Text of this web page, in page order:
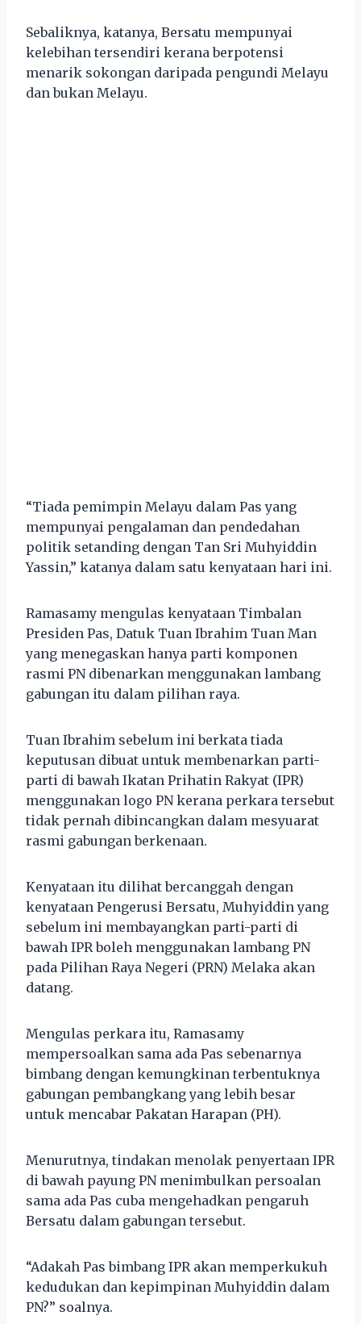
Sebaliknya, katanya, Bersatu mempunyai
kelebihan tersendiri kerana berpotensi
menarik sokongan daripada pengundi Melayu
dan bukan Melayu.
“Tiada pemimpin Melayu dalam Pas yang
mempunyai pengalaman dan pendedahan
politik setanding dengan Tan Sri Muhyiddin
Yassin,” katanya dalam satu kenyataan hari ini.
Ramasamy mengulas kenyataan Timbalan
Presiden Pas, Datuk Tuan Ibrahim Tuan Man
yang menegaskan hanya parti komponen
rasmi PN dibenarkan menggunakan lambang
gabungan itu dalam pilihan raya.
Tuan Ibrahim sebelum ini berkata tiada
keputusan dibuat untuk membenarkan parti-
parti di bawah Ikatan Prihatin Rakyat (IPR)
menggunakan logo PN kerana perkara tersebut
tidak pernah dibincangkan dalam mesyuarat
rasmi gabungan berkenaan.
Kenyataan itu dilihat bercanggah dengan
kenyataan Pengerusi Bersatu, Muhyiddin yang
sebelum ini membayangkan parti-parti di
bawah IPR boleh menggunakan lambang PN
pada Pilihan Raya Negeri (PRN) Melaka akan
datang.
Mengulas perkara itu, Ramasamy
mempersoalkan sama ada Pas sebenarnya
bimbang dengan kemungkinan terbentuknya
gabungan pembangkang yang lebih besar
untuk mencabar Pakatan Harapan (PH).
Menurutnya, tindakan menolak penyertaan IPR
di bawah payung PN menimbulkan persoalan
sama ada Pas cuba mengehadkan pengaruh
Bersatu dalam gabungan tersebut.
“Adakah Pas bimbang IPR akan memperkukuh
kedudukan dan kepimpinan Muhyiddin dalam
PN?” soalnya.